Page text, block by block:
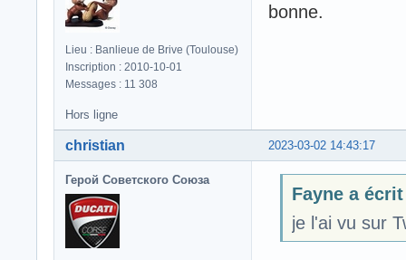
Lieu : Banlieue de Brive (Toulouse)
Inscription : 2010-10-01
Messages : 11 308
bonne.
Hors ligne
2023-03-02 14:43:17
christian
Герой Советского Союза
Fayne a
je l'ai vu sur